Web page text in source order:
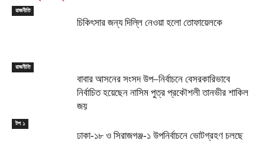
রাজনীতি
চিকিৎসার জন্য দিল্লি নেওয়া হলো তোফায়েলকে
রাজনীতি
বাবার আসনের সংসদ উপ–নির্বাচনে বেসরকারিভাবে
নির্বাচিত হয়েছেন নাসিম পুত্র প্রকৌশলী তানভীর শাকিল
জয়
টপ ১
ঢাকা-১৮ ও সিরাজগঞ্জ-১ উপনির্বাচনে ভোটগ্রহণ চলছে